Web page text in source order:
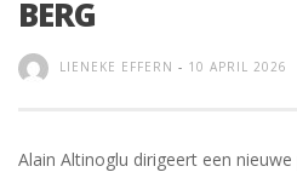
BERG
LIENEKE EFFERN - 10 APRIL 2026
Alain Altinoglu dirigeert een nieuwe